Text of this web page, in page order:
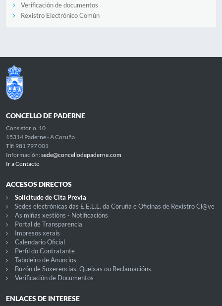
Verificación de documentos
Rexistro Electrónico Común
CONCELLO DE PADERNE
Consistorio, 10
15314 Paderne - A Coruña
Tlf: 981 797 001
Información: sede@concellodepaderne.com
Ir a Contacto
ACCESOS DIRECTOS
Solicitude de Cita Previa
Sedes electrónicas das E.E.L.L. da Coruña e Oficinas de Rexistro Cl@ve
As miñas xestións - Notificacións
Portal de Transparencia
Impresos xerais
Calendario Oficial
Perfil do Contratante
Taboleiro de Anuncios
Buzón de Suxerencias, Queixas ou Reclamacións
Verificación de Documentos
ENLACES DE INTERESE